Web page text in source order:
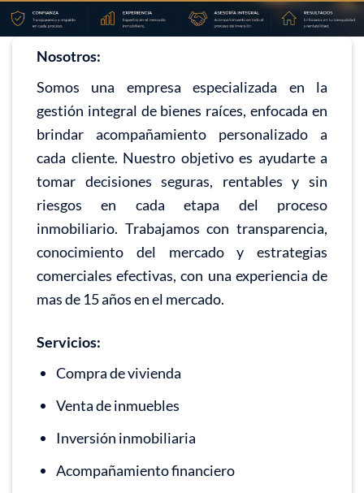
Nosotros:
Somos una empresa especializada en la
gestión integral de bienes raíces, enfocada en
brindar acompañamiento personalizado a
cada cliente. Nuestro objetivo es ayudarte a
tomar decisiones seguras, rentables y sin
riesgos en cada etapa del proceso
inmobiliario. Trabajamos con transparencia,
conocimiento del mercado y estrategias
comerciales efectivas, con una experiencia de
mas de 15 años en el mercado.
Servicios:
Compra de vivienda
Venta de inmuebles
Inversión inmobiliaria
Acompañamiento financiero